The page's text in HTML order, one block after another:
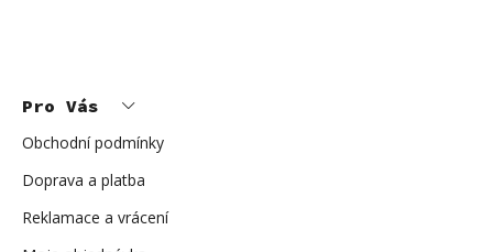
Pro Vás
Obchodní podmínky
Doprava a platba
Reklamace a vrácení